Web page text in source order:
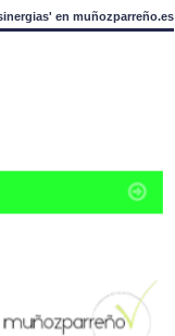
en muñozparreño.es